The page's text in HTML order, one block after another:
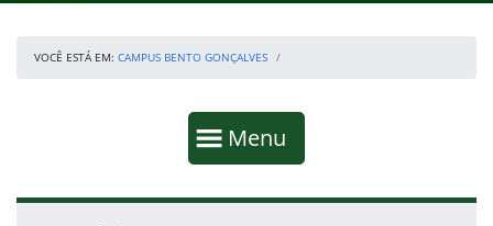
VOCÊ ESTÁ EM: CAMPUS BENTO GONÇALVES
Mostrar
Menu
Fim da navegação
Início do conteúdo